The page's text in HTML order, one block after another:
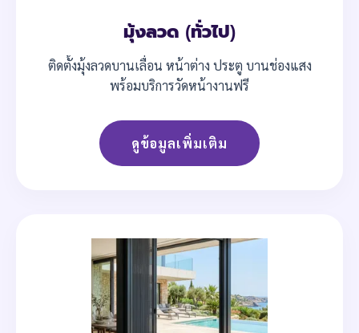
มุ้งลวด (ทั่วไป)
ติดตั้งมุ้งลวดบานเลื่อน หน้าต่าง ประตู บานช่องแสง
พร้อมบริการวัดหน้างานฟรี
ดูข้อมูลเพิ่มเติม